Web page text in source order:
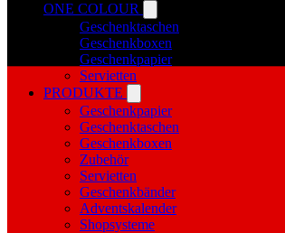
ONE COLOUR
Geschenktaschen
Geschenkboxen
Geschenkpapier
Servietten
PRODUKTE
Geschenkpapier
Geschenktaschen
Geschenkboxen
Zubehör
Servietten
Geschenkbänder
Adventskalender
Shopsysteme